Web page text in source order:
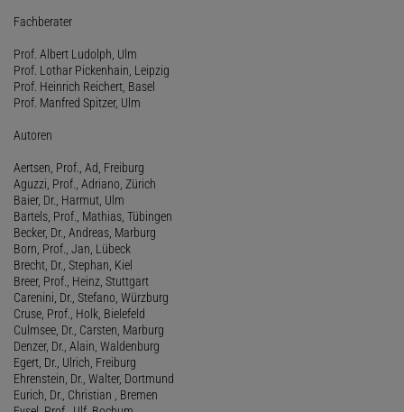
Fachberater
Prof. Albert Ludolph, Ulm
Prof. Lothar Pickenhain, Leipzig
Prof. Heinrich Reichert, Basel
Prof. Manfred Spitzer, Ulm
Autoren
Aertsen, Prof., Ad, Freiburg
Aguzzi, Prof., Adriano, Zürich
Baier, Dr., Harmut, Ulm
Bartels, Prof., Mathias, Tübingen
Becker, Dr., Andreas, Marburg
Born, Prof., Jan, Lübeck
Brecht, Dr., Stephan, Kiel
Breer, Prof., Heinz, Stuttgart
Carenini, Dr., Stefano, Würzburg
Cruse, Prof., Holk, Bielefeld
Culmsee, Dr., Carsten, Marburg
Denzer, Dr., Alain, Waldenburg
Egert, Dr., Ulrich, Freiburg
Ehrenstein, Dr., Walter, Dortmund
Eurich, Dr., Christian , Bremen